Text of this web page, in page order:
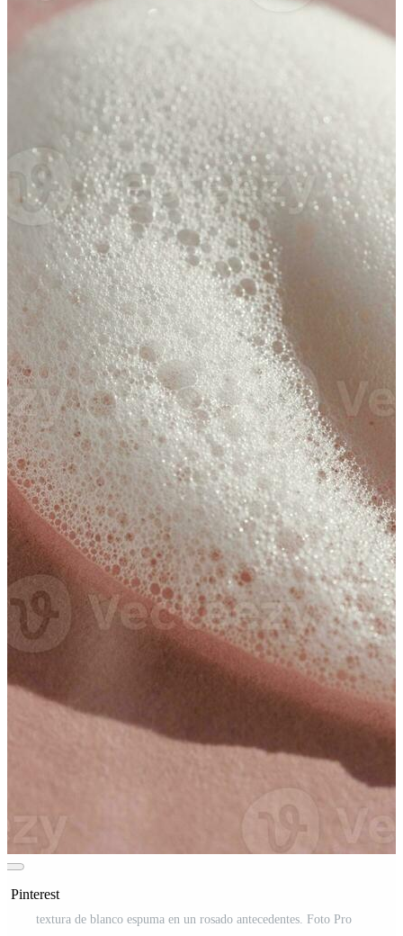
Pinterest
textura de blanco espuma en un rosado antecedentes. Foto Pro